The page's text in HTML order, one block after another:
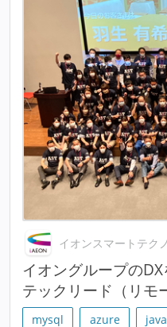
イオンスマートテク
イオングループの
テックリード（リモ
mysql azure java